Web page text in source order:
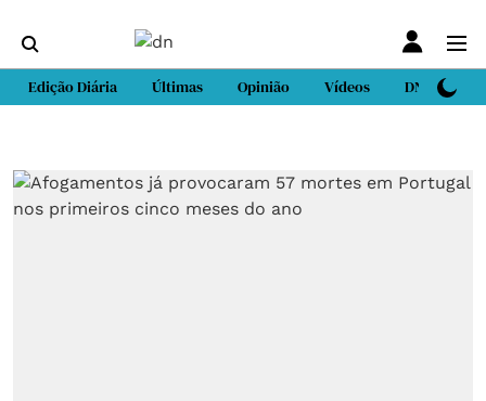
Edição Diária Últimas Opinião Vídeos DN Sport